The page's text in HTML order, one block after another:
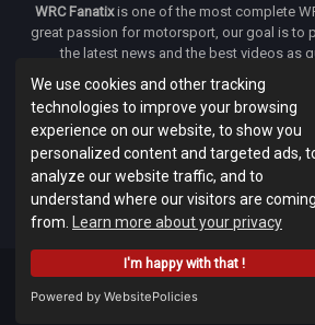
We use cookies and other tracking
technologies to improve your browsing
experience on our website, to show you
personalized content and targeted ads,
analyze our website traffic, and to
understand where our visitors are coming
from.
Learn more about your privacy
I'm happy with that !
Powered by WebsitePolicies
WRC Fanatixis one of the most complete
great passion for motorsport, our goal is to
the latest news and the best videos as
Additionally, you will find our opinion on
developments everywhere we can. If you
comments or complaints and would like to
ofWRC FANATIXyou can use our
Designed & developed by -